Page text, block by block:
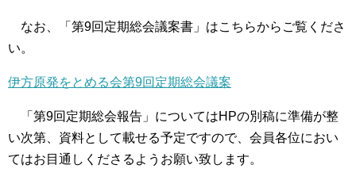
なお、「第9回定期総会議案書」はこちらからご覧くださ
い。
伊方原発をとめる会第9回定期総会議案
「第9回定期総会報告」についてはHPの別稿に準備が整
い次第、資料として載せる予定ですので、会員各位におい
てはお目通しくださるようお願い致します。